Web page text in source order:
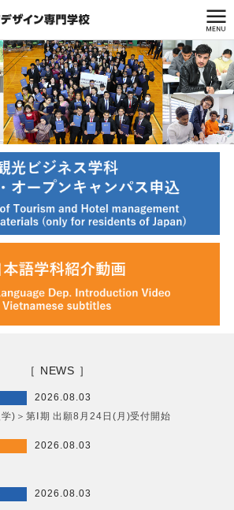
［ NEWS ］
2026.08.03
)＞第Ⅰ期 出願8月24日(月)受付開始
2026.08.03
2026.08.03